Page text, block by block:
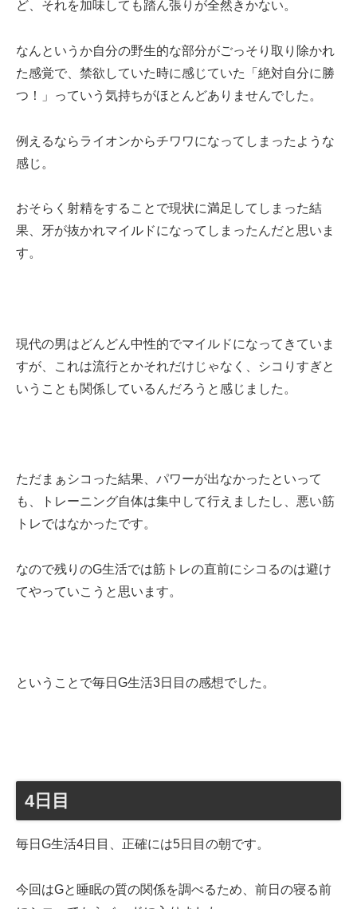
ど、それを加味しても踏ん張りが全然きかない。
なんというか自分の野生的な部分がごっそり取り除かれ
た感覚で、禁欲していた時に感じていた「絶対自分に勝
つ！」っていう気持ちがほとんどありませんでした。
例えるならライオンからチワワになってしまったような
感じ。
おそらく射精をすることで現状に満足してしまった結
果、牙が抜かれマイルドになってしまったんだと思いま
す。
現代の男はどんどん中性的でマイルドになってきていま
すが、これは流行とかそれだけじゃなく、シコりすぎと
いうことも関係しているんだろうと感じました。
ただまぁシコった結果、パワーが出なかったといって
も、トレーニング自体は集中して行えましたし、悪い筋
トレではなかったです。
なので残りのG生活では筋トレの直前にシコるのは避け
てやっていこうと思います。
ということで毎日G生活3日目の感想でした。
4日目
毎日G生活4日目、正確には5日目の朝です。
今回はGと睡眠の質の関係を調べるため、前日の寝る前